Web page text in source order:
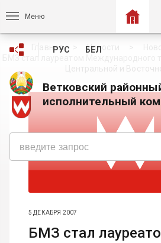
Меню
Ветковский
исполнительный
РУС БЕЛ
Главная Новости
БМЗ стал лауреатом Международного
Центральной и
5 ДЕКАБРЯ 2007
БМЗ стал